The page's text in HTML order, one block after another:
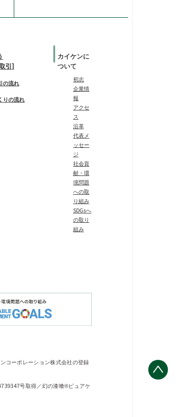
引]
の流れ
りの流れ
カイケンに
ついて
初志
企業情
報
アクセ
ス
沿革
代表メ
ッセー
ジ
社会貢
献・環
境問題
への取
り組み
SDGsへ
の取り
組み
コーポレーション株式会社の登録
号取得／幻の漆喰®ピュアケ